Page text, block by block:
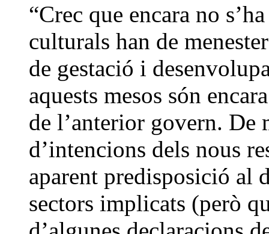
“Crec que encara no
culturals han de
de gestació i
aquests mesos són
de l’anterior govern. De
d’intencions dels nous
aparent predisposició al
sectors implicats (però